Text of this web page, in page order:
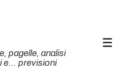
pagelle, analisi
e… previsioni